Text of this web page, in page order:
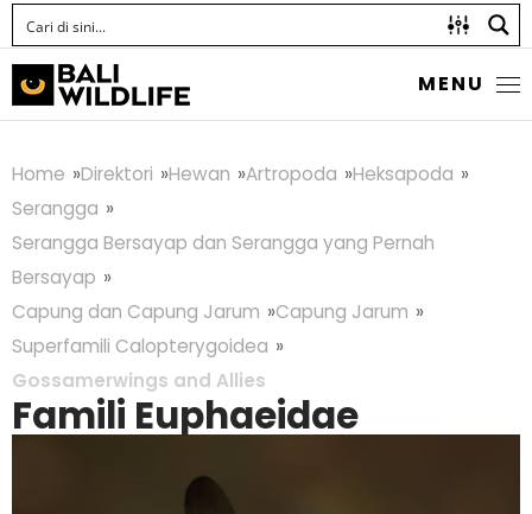
MENU
Home Direktori Hewan Artropoda
Heksapoda
Serangga
Serangga Bersayap dan Serangga yang Pernah
Bersayap
Capung dan Capung Jarum
Capung Jarum
Superfamili Calopterygoidea
Gossamerwings and Allies
Famili Euphaeidae